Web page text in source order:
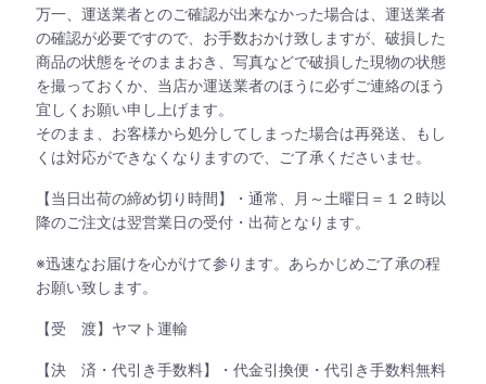
万一、運送業者とのご確認が出来なかった場合は、運送業者
の確認が必要ですので、お手数おかけ致しますが、破損した
商品の状態をそのままおき、写真などで破損した現物の状態
を撮っておくか、当店か運送業者のほうに必ずご連絡のほう
宜しくお願い申し上げます。
そのまま、お客様から処分してしまった場合は再発送、もし
くは対応ができなくなりますので、ご了承くださいませ。
【当日出荷の締め切り時間】・通常、月～土曜日＝１２時以
降のご注文は翌営業日の受付・出荷となります。
※迅速なお届けを心がけて参ります。あらかじめご了承の程
お願い致します。
【受 渡】ヤマト運輸
【決 済・代引き手数料】・代金引換便・代引き手数料無料